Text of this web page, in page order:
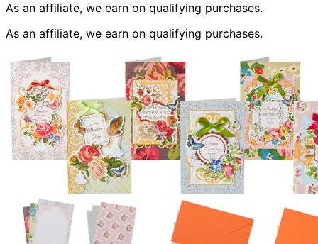
As an affiliate, we earn on qualifying purchases.
As an affiliate, we earn on qualifying purchases.